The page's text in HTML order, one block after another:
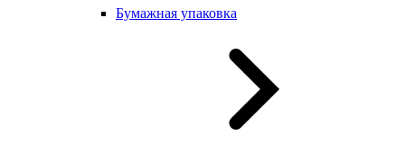
Бумажная упаковка